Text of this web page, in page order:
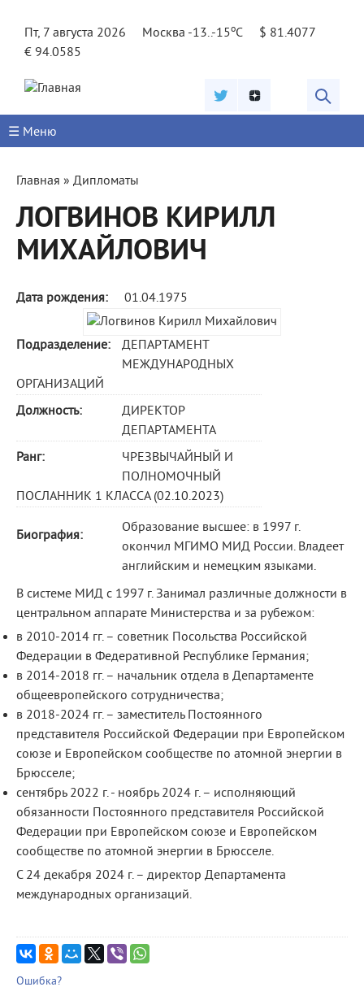
Пт, 7 августа 2026
Москва -13..-15oC
$ 81.4077
€ 94.0585
☰ Меню
Вы
здесь
Главная » Дипломаты
ЛОГВИНОВ КИРИЛЛ
МИХАЙЛОВИЧ
Дата рождения: 01.04.1975
Подразделение:
ДЕПАРТАМЕНТ
МЕЖДУНАРОДНЫХ
ОРГАНИЗАЦИЙ
Должность:
ДИРЕКТОР
ДЕПАРТАМЕНТА
Ранг:
ЧРЕЗВЫЧАЙНЫЙ И
ПОЛНОМОЧНЫЙ
ПОСЛАННИК 1 КЛАССА (02.10.2023)
Биография:
Образование высшее: в 1997 г.
окончил МГИМО МИД России. Владеет
английским и немецким языками.
B системе МИД с 1997 г. Занимал различные должности в
центральном аппарате Министерства и за рубежом:
в 2010-2014 гг. – советник Посольства Российской
Федерации в Федеративной Республике Германия;
в 2014-2018 гг. – начальник отдела в Департаменте
общеевропейского сотрудничества;
в 2018-2024 гг. – заместитель Постоянного
представителя Российской Федерации при Европейском
союзе и Европейском сообществе по атомной энергии в
Брюсселе;
сентябрь 2022 г. - ноябрь 2024 г. – исполняющий
обязанности Постоянного представителя Российской
Федерации при Европейском союзе и Европейском
сообществе по атомной энергии в Брюсселе.
С 24 декабря 2024 г. – директор Департамента
международных организаций.
Ошибка?